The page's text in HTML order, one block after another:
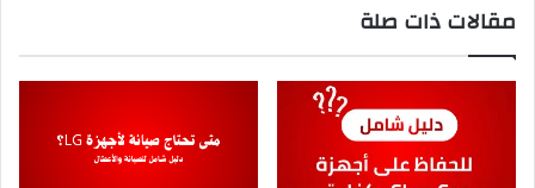
مقالات ذات صلة